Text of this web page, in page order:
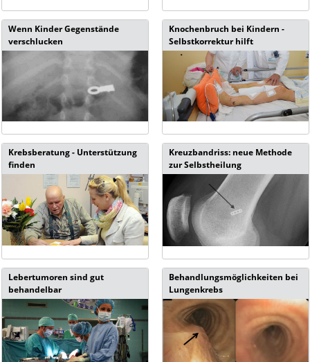
Wenn Kinder Gegenstände
verschlucken
Knochenbruch bei Kindern -
Selbstkorrektur hilft
Krebsberatung - Unterstützung
finden
Kreuzbandriss: neue Methode
zur Selbstheilung
Lebertumoren sind gut
behandelbar
Behandlungsmöglichkeiten bei
Lungenkrebs